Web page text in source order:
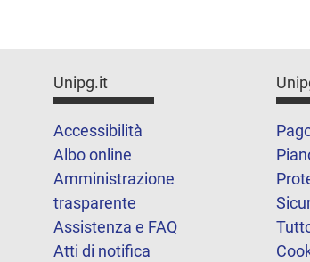
Unipg.it
Accessibilità
Albo online
Amministrazione
trasparente
Assistenza e FAQ
Atti di notifica